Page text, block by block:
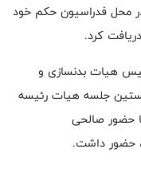
با حضور در محل فدراسیون حکم خود
کرد.
هیات بدنسازی و
جلسه هیات رئیسه
حضور صالحی
حضور داشت.